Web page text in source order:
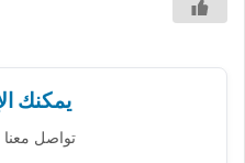
يمكنك
تواصل معنا